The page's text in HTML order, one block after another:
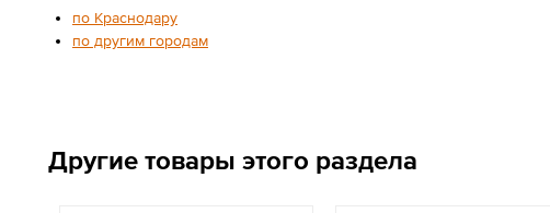
по Краснодару
по другим городам
Другие товары этого раздела